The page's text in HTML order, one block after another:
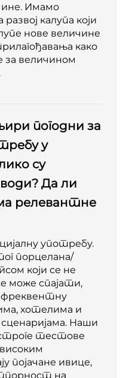
Имамо
калупа који
нове величине
како
величином
погодни за
у
су
Да ли
релевантне
употребу.
порцелана/
који се не
може спајати,
фреквентну
хотелима и
Наши
тестове
појачане ивице,
на